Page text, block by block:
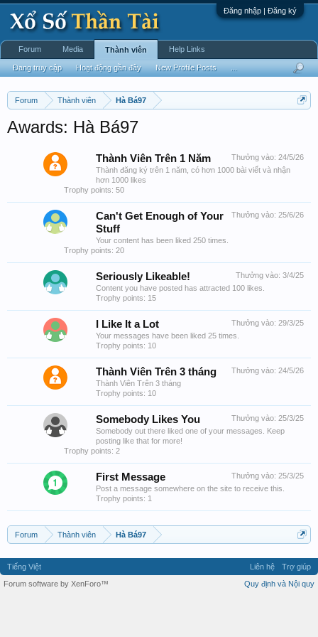
Đăng nhập | Đăng ký
Forum Thành viên Hà Bá97
Awards: Hà Bá97
Thưởng vào: 24/5/26
Thành Viên Trên 1 Năm
Thành đăng ký trên 1 năm, có hơn 1000 bài viết và nhận
hơn 1000 likes
Trophy points: 50
Thưởng vào: 25/6/26
Can't Get Enough of Your
Stuff
Your content has been liked 250 times.
Trophy points: 20
Thưởng vào: 3/4/25
Seriously Likeable!
Content you have posted has attracted 100 likes.
Trophy points: 15
Thưởng vào: 29/3/25
I Like It a Lot
Your messages have been liked 25 times.
Trophy points: 10
Thưởng vào: 24/5/26
Thành Viên Trên 3 tháng
Thành Viên Trên 3 tháng
Trophy points: 10
Thưởng vào: 25/3/25
Somebody Likes You
Somebody out there liked one of your messages. Keep
posting like that for more!
Trophy points: 2
Thưởng vào: 25/3/25
First Message
Post a message somewhere on the site to receive this.
Trophy points: 1
Forum Thành viên Hà Bá97
Forum Media Thành viên
Đang truy cập Hoạt động gần đây New Profile Posts
Help Links
Tiếng Việt Liên hệ
Trợ giúp
Quy định và Nội quy
Forum software by XenForo™